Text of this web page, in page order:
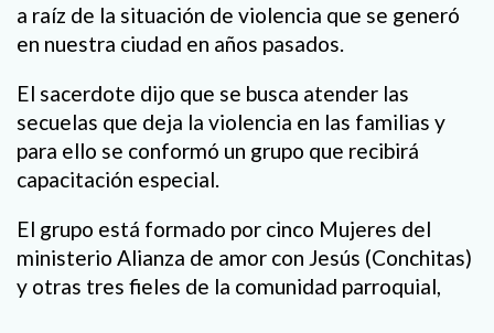
a raíz de la situación de violencia que se generó
en nuestra ciudad en años pasados.
El sacerdote dijo que se busca atender las
secuelas que deja la violencia en las familias y
para ello se conformó un grupo que recibirá
capacitación especial.
El grupo está formado por cinco Mujeres del
ministerio Alianza de amor con Jesús (Conchitas)
y otras tres fieles de la comunidad parroquial,